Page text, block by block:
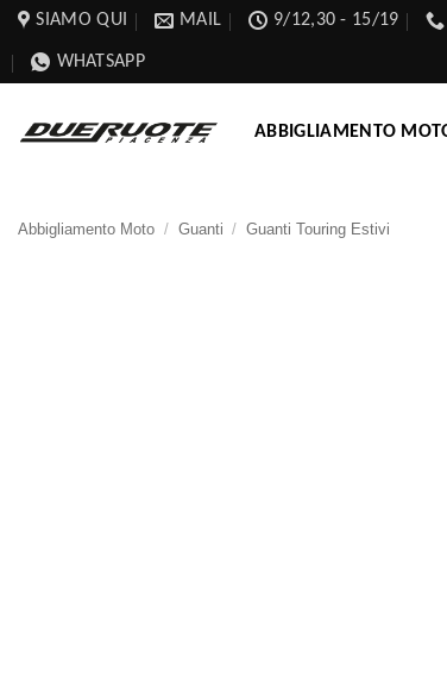
Salta
contenuti
SIAMO QUI MAIL 9/12,30 - 15/19
WHATSAPP
ABBIGLIAMENTO
Abbigliamento Moto / Guanti / Guanti Touring Estivi